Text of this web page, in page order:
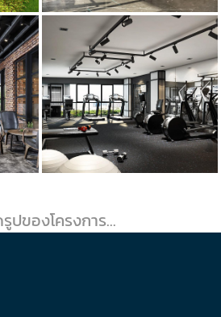
ปของโครงการ...